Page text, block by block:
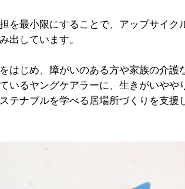
を最小限にすることで、アップサイク
出しています。
はじめ、障がいのある方や家族の介護
いるヤングケアラーに、生きがいやや
テナブルを学べる居場所づくりを支援